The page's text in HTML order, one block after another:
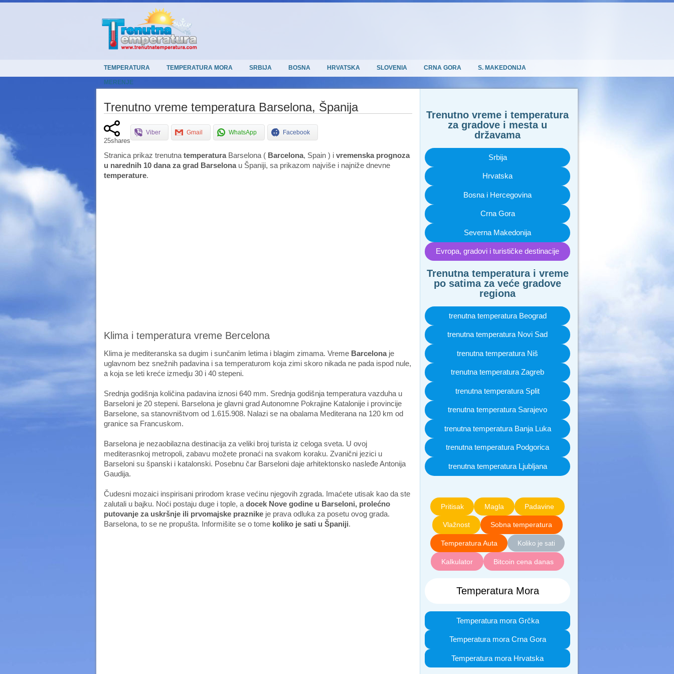
TEMPERATURA TEMPERATURA MORA SRBIJA BOSNA HRVATSKA SLOVENIA CRNA GORA S. MAKEDONIJA
MERENJE
Trenutno vreme temperatura Barselona, Španija
25shares
Viber Gmail WhatsApp Facebook
Stranica prikaz trenutna temperaturaBarselona ( Barcelona, Spain ) i vremenska prognoza
u narednih 10 dana za grad Barselonau Španiji, sa prikazom najviše i najniže dnevne
temperature.
Klima i temperatura vreme Bercelona
Klima je mediteranska sa dugim i sunčanim letima i blagim zimama. Vreme Barcelonaje
uglavnom bez snežnih padavina i sa temperaturom koja zimi skoro nikada ne pada ispod nule,
a koja se leti kreće izmedju 30 i 40 stepeni.
Srednja godišnja količina padavina iznosi 640 mm. Srednja godišnja temperatura vazduha u
Barseloni je 20 stepeni. Barselona je glavni grad Autonomne Pokrajine Katalonije i provincije
Barselone, sa stanovništvom od 1.615.908. Nalazi se na obalama Mediterana na 120 km od
granice sa Francuskom.
Barselona je nezaobilazna destinacija za veliki broj turista iz celoga sveta. U ovoj
mediterasnkoj metropoli, zabavu možete pronaći na svakom koraku. Zvanični jezici u
Barseloni su španski i katalonski. Posebnu čar Barseloni daje arhitektonsko nasleđe Antonija
Gaudija.
Čudesni mozaici inspirisani prirodom krase većinu njegovih zgrada. Imaćete utisak kao da ste
zalutali u bajku. Noći postaju duge i tople, a docek Nove godine u Barseloni, prolećno
putovanje za uskršnje ili prvomajske praznike je prava odluka za posetu ovog grada.
Barselona, to se ne propušta. Informišite se o tome koliko je sati u Španiji.
Trenutno vreme i temperatura
za gradove i mesta u
državama
Srbija
Hrvatska
Bosna i Hercegovina
Crna Gora
Severna Makedonija
Evropa, gradovi i turističke destinacije
Trenutna temperatura i vreme
po satima za veće gradove
regiona
trenutna temperatura Beograd
trenutna temperatura Novi Sad
trenutna temperatura Niš
trenutna temperatura Zagreb
trenutna temperatura Split
trenutna temperatura Sarajevo
trenutna temperatura Banja Luka
trenutna temperatura Podgorica
trenutna temperatura Ljubljana
Pritisak Magla Padavine
Vlažnost Sobna temperatura
Temperatura Auta Koliko je sati
Kalkulator Bitcoin cena danas
Temperatura Mora
Temperatura mora Grčka
Temperatura mora Crna Gora
Temperatura mora Hrvatska